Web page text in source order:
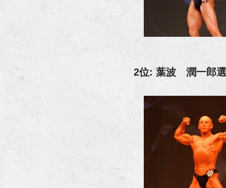
2位: 葉波 潤一郎